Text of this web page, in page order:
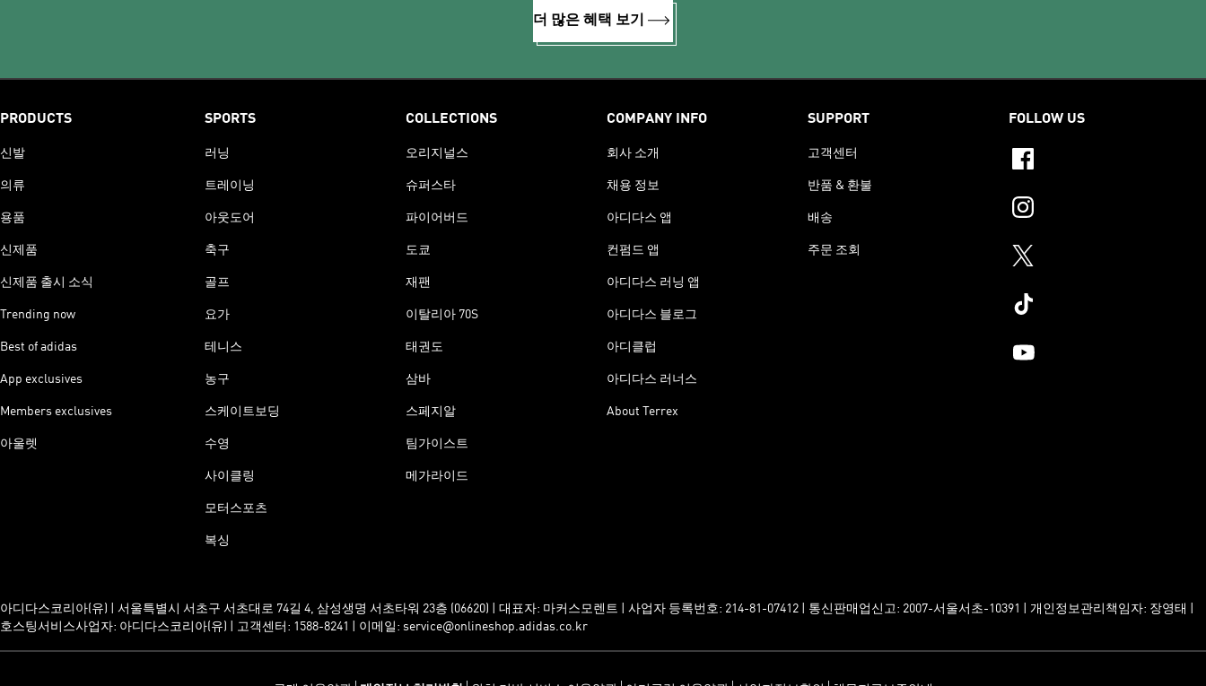
더 많은 혜택 보기
PRODUCTS
신발
의류
용품
신제품
신제품 출시 소식
Trending now
Best of adidas
App exclusives
Members exclusives
아울렛
SPORTS
러닝
트레이닝
아웃도어
축구
골프
요가
테니스
농구
스케이트보딩
수영
사이클링
모터스포츠
복싱
COLLECTIONS
오리지널스
슈퍼스타
파이어버드
도쿄
재팬
이탈리아 70S
태권도
삼바
스페지알
팀가이스트
메가라이드
COMPANY INFO
회사 소개
채용 정보
아디다스 앱
컨펌드 앱
아디다스 러닝 앱
아디다스 블로그
아디클럽
아디다스 러너스
About Terrex
SUPPORT
고객센터
반품 & 환불
배송
주문 조회
FOLLOW US
아디다스코리아(유) | 서울특별시 서초구 서초대로 74길 4, 삼성생명 서초타워 23층 (06620) | 대표자: 마커스모렌트 | 사업자 등록번호: 214-81-07412 | 통신판매업신고: 2007-서울서초-10391 | 개인정보관리책임자: 장영태 |
호스팅서비스사업자: 아디다스코리아(유) | 고객센터: 1588-8241 | 이메일: service@onlineshop.adidas.co.kr